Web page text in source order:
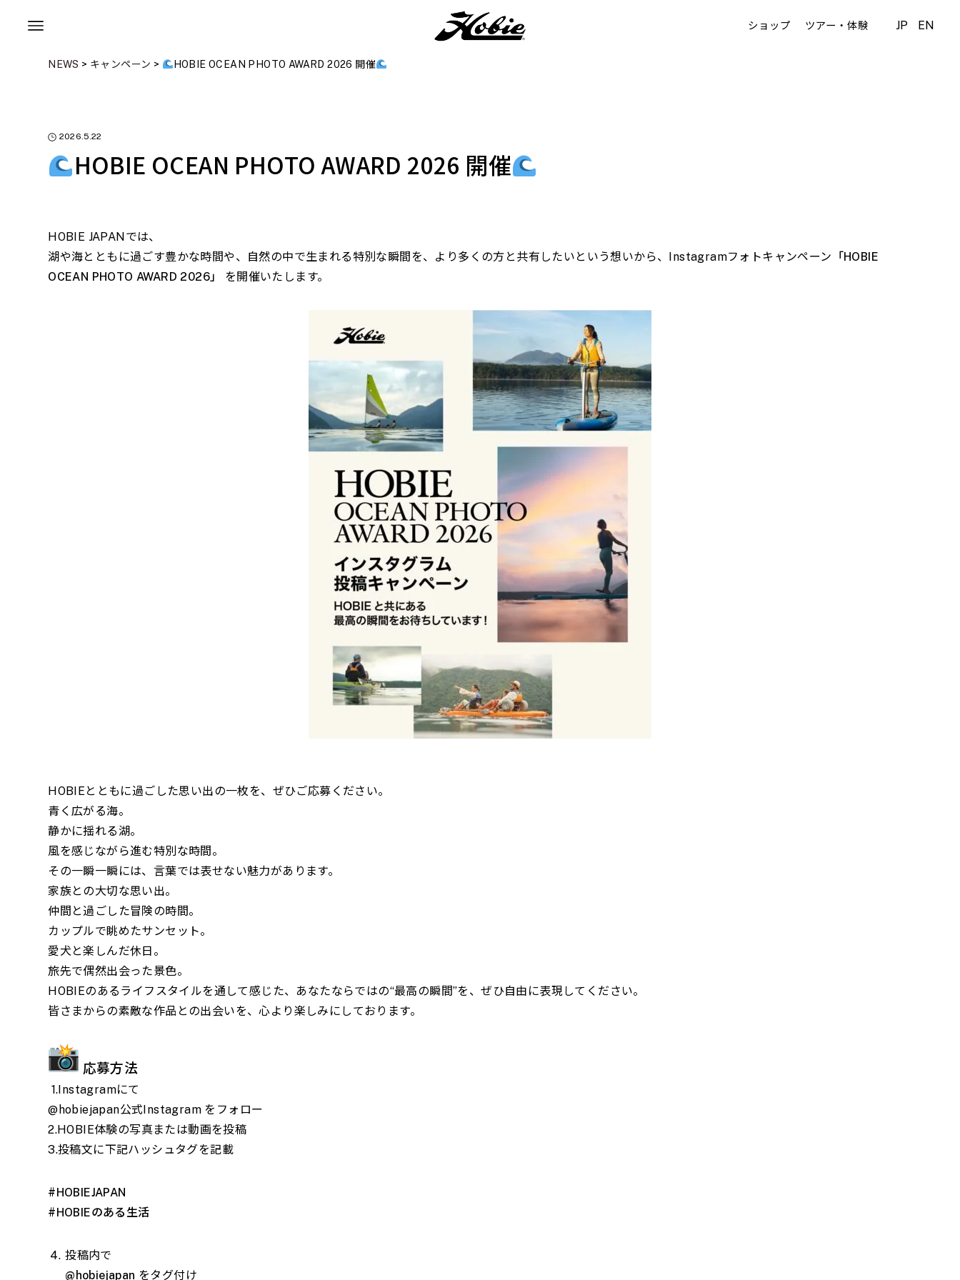
ショップ ツアー・体験 JP EN
NEWS > キャンペーン > HOBIE OCEAN PHOTO AWARD 2026 開催
2026.5.22
HOBIE OCEAN PHOTO AWARD 2026 開催
HOBIE JAPANでは、
湖や海とともに過ごす豊かな時間や、自然の中で生まれる特別な瞬間を、より多くの方と共有したいという想いから、Instagramフォトキャンペーン 「HOBIE
OCEAN PHOTO AWARD 2026」
を開催いたします。
HOBIEとともに過ごした思い出の一枚を、ぜひご応募ください。
青く広がる海。
静かに揺れる湖。
風を感じながら進む特別な時間。
その一瞬一瞬には、言葉では表せない魅力があります。
家族との大切な思い出。
仲間と過ごした冒険の時間。
カップルで眺めたサンセット。
愛犬と楽しんだ休日。
旅先で偶然出会った景色。
HOBIEのあるライフスタイルを通して感じた、あなたならではの“最高の瞬間”を、ぜひ自由に表現してください。
皆さまからの素敵な作品との出会いを、心より楽しみにしております。
応募方法
1.Instagramにて
@hobiejapan公式Instagram をフォロー
2.HOBIE体験の写真または動画を投稿
3.投稿文に下記ハッシュタグを記載
#HOBIEJAPAN
#HOBIEのある生活
投稿内で
@hobiejapan をタグ付け